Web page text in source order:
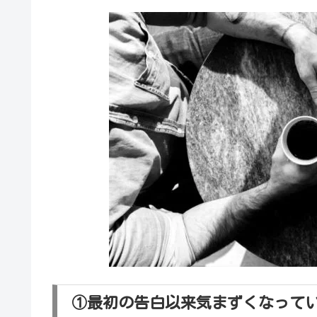
①最初の告白以来気まずくなって